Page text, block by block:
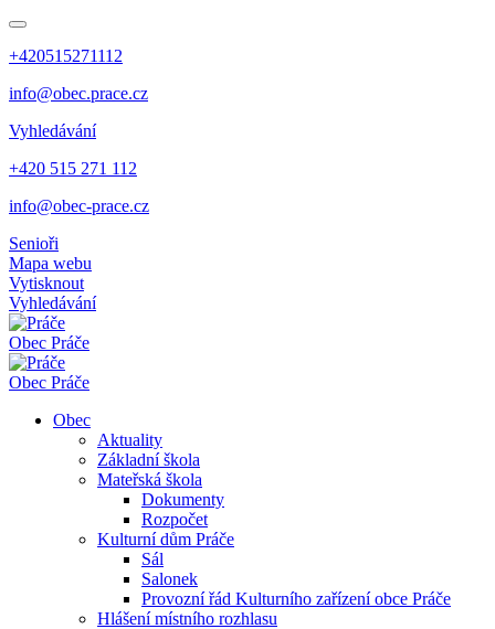
+420515271112
info@obec.prace.cz
Vyhledávání
+420 515 271 112
info@obec-prace.cz
Senioři
Mapa webu
Vytisknout
Vyhledávání
Obec Práče
Obec Práče
Obec
Aktuality
Základní škola
Mateřská škola
Dokumenty
Rozpočet
Kulturní dům Práče
Sál
Salonek
Provozní řád Kulturního zařízení obce Práče
Hlášení místního rozhlasu